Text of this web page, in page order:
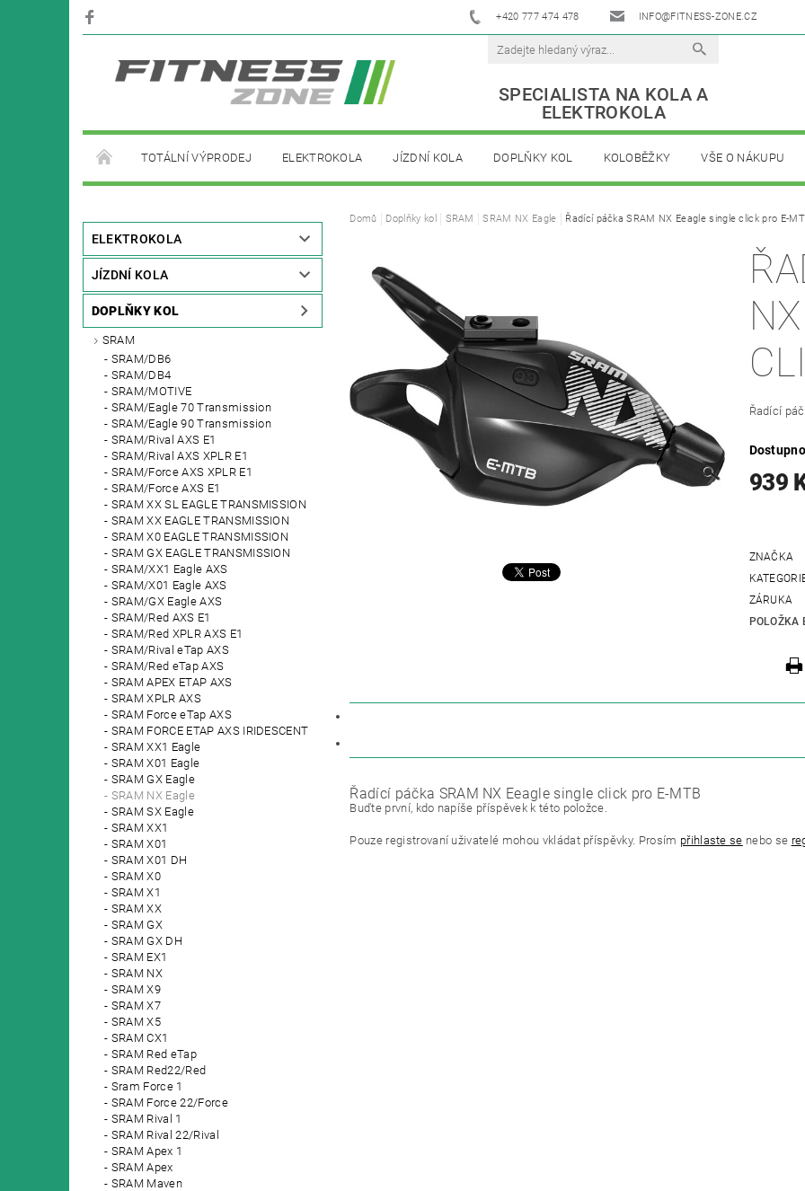
+420 777 474 478 INFO@FITNESS-ZONE.CZ
SPECIALISTA NA KOLA A
ELEKTROKOLA
TOTÁLNÍ VÝPRODEJ ELEKTROKOLA JÍZDNÍ KOLA DOPLŇKY KOL KOLOBĚŽKY VŠE O NÁKUPU
ELEKTROKOLA
JÍZDNÍ KOLA
DOPLŇKY KOL
SRAM
SRAM/DB6
SRAM/DB4
SRAM/MOTIVE
SRAM/Eagle 70 Transmission
SRAM/Eagle 90 Transmission
SRAM/Rival AXS E1
SRAM/Rival AXS XPLR E1
SRAM/Force AXS XPLR E1
SRAM/Force AXS E1
SRAM XX SL EAGLE TRANSMISSION
SRAM XX EAGLE TRANSMISSION
SRAM X0 EAGLE TRANSMISSION
SRAM GX EAGLE TRANSMISSION
SRAM/XX1 Eagle AXS
SRAM/X01 Eagle AXS
SRAM/GX Eagle AXS
SRAM/Red AXS E1
SRAM/Red XPLR AXS E1
SRAM/Rival eTap AXS
SRAM/Red eTap AXS
SRAM APEX ETAP AXS
SRAM XPLR AXS
SRAM Force eTap AXS
SRAM FORCE ETAP AXS IRIDESCENT
SRAM XX1 Eagle
SRAM X01 Eagle
SRAM GX Eagle
SRAM NX Eagle
SRAM SX Eagle
SRAM XX1
SRAM X01
SRAM X01 DH
SRAM X0
SRAM X1
SRAM XX
SRAM GX
SRAM GX DH
SRAM EX1
SRAM NX
SRAM X9
SRAM X7
SRAM X5
SRAM CX1
SRAM Red eTap
SRAM Red22/Red
Sram Force 1
SRAM Force 22/Force
SRAM Rival 1
SRAM Rival 22/Rival
SRAM Apex 1
SRAM Apex
SRAM Maven
Domů Doplňky kol SRAM SRAM NX Eagle Řadící páčka SRAM NX Eeagle single click pro E-
Řadící
939
ZNAČKA
ZÁRUKA
POLOŽKA
Řadící páčka SRAM NX Eeagle single click pro E-MTB
Buďte první, kdo napíše příspěvek k této položce.
Pouze registrovaní uživatelé mohou vkládat příspěvky. Prosím přihlaste se nebo se